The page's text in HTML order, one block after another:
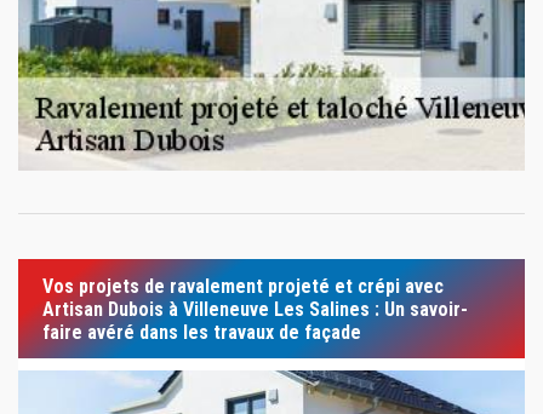
Vos projets de ravalement projeté et crépi avec
Artisan Dubois à Villeneuve Les Salines : Un savoir-
faire avéré dans les travaux de façade